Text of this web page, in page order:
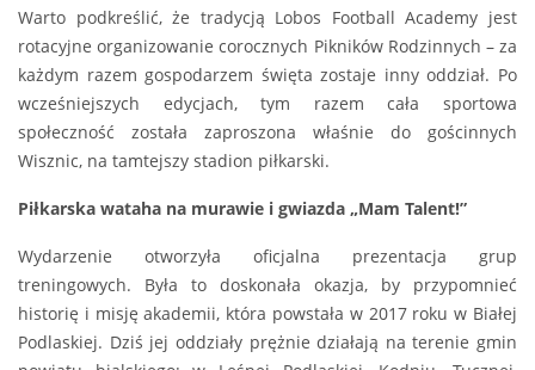
Warto podkreślić, że tradycją Lobos Football Academy jest
rotacyjne organizowanie corocznych Pikników Rodzinnych – za
każdym razem gospodarzem święta zostaje inny oddział. Po
wcześniejszych edycjach, tym razem cała sportowa
społeczność została zaproszona właśnie do gościnnych
Wisznic, na tamtejszy stadion piłkarski.
Piłkarska wataha na murawie i gwiazda „Mam Talent!”
Wydarzenie otworzyła oficjalna prezentacja grup
treningowych. Była to doskonała okazja, by przypomnieć
historię i misję akademii, która powstała w 2017 roku w Białej
Podlaskiej. Dziś jej oddziały prężnie działają na terenie gmin